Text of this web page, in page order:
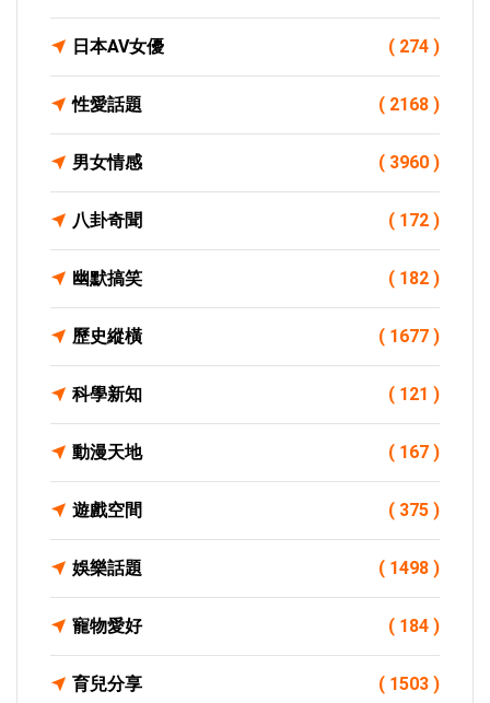
日本AV女優 ( 274 )
性愛話題 ( 2168 )
男女情感 ( 3960 )
八卦奇聞 ( 172 )
幽默搞笑 ( 182 )
歷史縱橫 ( 1677 )
科學新知 ( 121 )
動漫天地 ( 167 )
遊戲空間 ( 375 )
娛樂話題 ( 1498 )
寵物愛好 ( 184 )
育兒分享 ( 1503 )